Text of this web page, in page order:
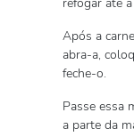
Após a
abra-a,
feche-o.
Passe essa
a parte da